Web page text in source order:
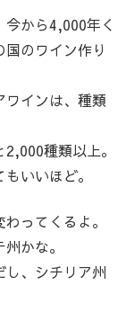
から4,000年く
のワイン作り
ワインは、種類
種類以上。
いいほど。
ってくるよ。
かな。
し、シチリア州